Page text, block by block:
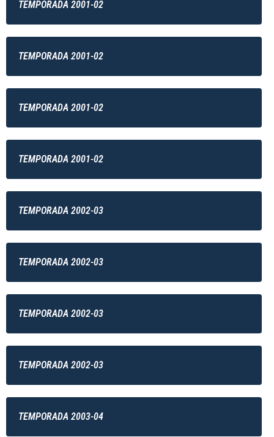
TEMPORADA 2001-02
TEMPORADA 2001-02
TEMPORADA 2001-02
TEMPORADA 2001-02
TEMPORADA 2002-03
TEMPORADA 2002-03
TEMPORADA 2002-03
TEMPORADA 2002-03
TEMPORADA 2003-04